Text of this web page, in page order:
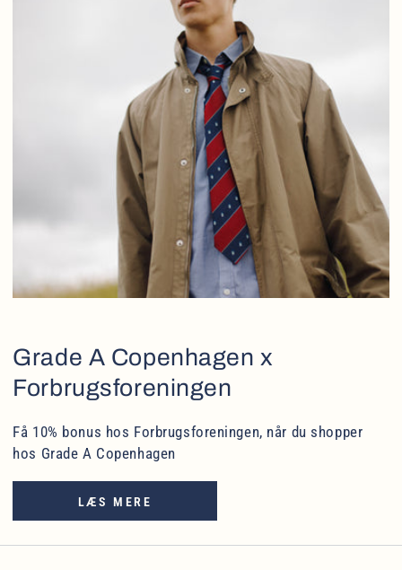
Grade A Copenhagen x
Forbrugsforeningen
Få 10% bonus hos Forbrugsforeningen, når du shopper
hos Grade A Copenhagen
LÆS MERE